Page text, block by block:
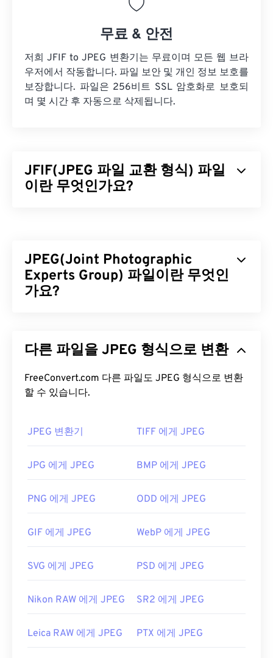
무료 & 안전
저희 JFIF to JPEG 변환기는 무료이며 모든 웹 브라
우저에서 작동합니다. 파일 보안 및 개인 정보 보호를
보장합니다. 파일은 256비트 SSL 암호화로 보호되
며 몇 시간 후 자동으로 삭제됩니다.
JFIF(JPEG 파일 교환 형식) 파일
이란 무엇인가요?
로 JFIF 파일의 이름을 이러한 파일 형식으로 변경해
도 파일의 압축 및 구조는 동일하게 유지됩니다.
JFIF 파일을 어떻게 여나요?
무료이며 여러 플랫폼에서 작동합니다. Microsoft
Windows(윈도우)에서는 Adobe Premiere Pro,
Adobe Media Encoder ,Nero Multimedia Suite또는
PhotoFiltre Studio
가진 파일은 JPG와 구별할 수 없다는 점을 기억하는
자뿐입니다. Windows 10에서는 기본적으로 JPG 파
개발자: C-Cube Microsystems
https://en.wikipedia.org/wiki/JPEG_파일_교환_포
JPEG(Joint Photographic
Experts Group) 파일이란 무엇인
가요?
파일 형식입니다. JPEG가 제공하는 뛰어난 압축률
가 비교적 작아 인터넷 전송 및 웹사이트 사용에 매우
적합합니다. 저희의
더 나은 압축률이 필요하다면JPG를 WebP로
일 형식입니다.
JPEG 파일을 인식하고 열 수 있습니다. JPEG 파일을
선택하여 파일을 열려면 마우스 오른쪽 버튼을 클릭
Chrome
과 같은 인기 웹 브라우저,
Apple Preview와 같은 Mac OS 애플리케이션에서
다른 파일을 JPEG 형식으로 변환
FreeConvert.com 다른 파일도 JPEG 형식으로 변환
할 수 있습니다.
JPEG 변환기 TIFF 에게 JPEG
JPG 에게 JPEG BMP 에게 JPEG
PNG 에게 JPEG ODD 에게 JPEG
GIF 에게 JPEG WebP 에게 JPEG
SVG 에게 JPEG PSD 에게 JPEG
Nikon RAW 에게 JPEG SR2 에게 JPEG
Leica RAW 에게 JPEG PTX 에게 JPEG